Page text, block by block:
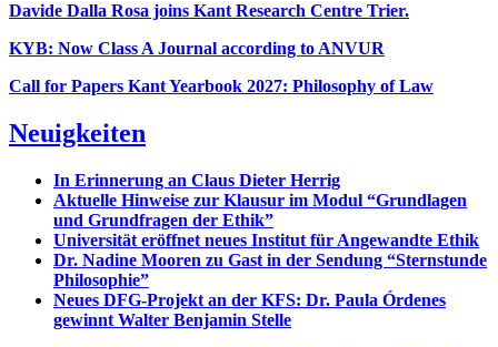
Davide Dalla Rosa joins Kant Research Centre Trier.
KYB: Now Class A Journal according to ANVUR
Call for Papers Kant Yearbook 2027: Philosophy of Law
Neuigkeiten
In Erinnerung an Claus Dieter Herrig
Aktuelle Hinweise zur Klausur im Modul “Grundlagen
und Grundfragen der Ethik”
Universität eröffnet neues Institut für Angewandte Ethik
Dr. Nadine Mooren zu Gast in der Sendung “Sternstunde
Philosophie”
Neues DFG-Projekt an der KFS: Dr. Paula Órdenes
gewinnt Walter Benjamin Stelle